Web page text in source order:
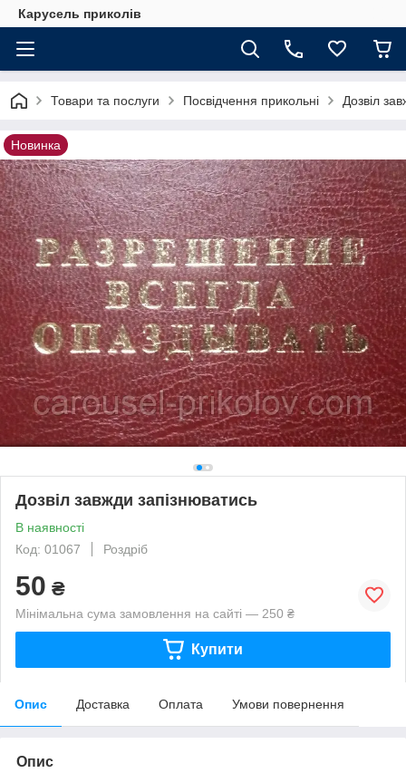
Карусель приколів
Товари та послуги Посвідчення прикольні Дозвіл
Новинка
Дозвіл завжди запізнюватись
В наявності
Код: 01067
Роздріб
50 ₴
Мінімальна сума замовлення на сайті — 250 ₴
Купити
Опис Доставка Оплата Умови повернення
Опис